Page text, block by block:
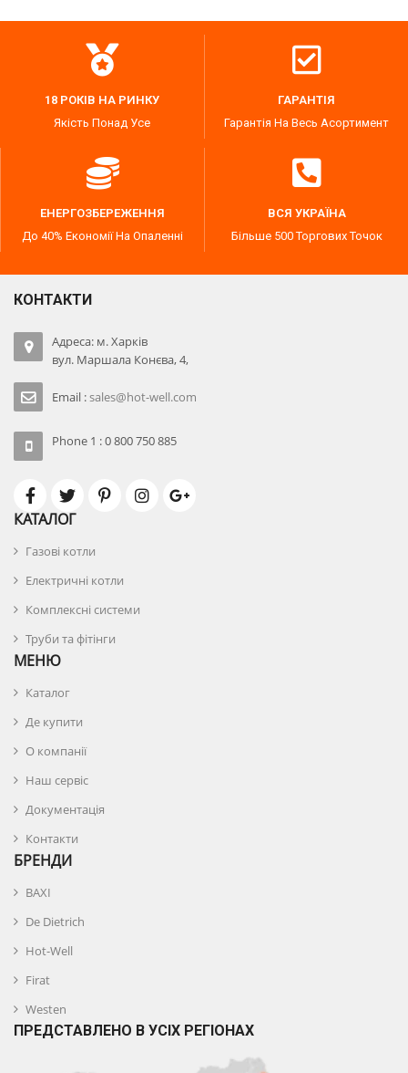
18 РОКІВ НА РИНКУ
Якість Понад Усе
ГАРАНТІЯ
Гарантія На Весь Асортимент
ЕНЕРГОЗБЕРЕЖЕННЯ
До 40% Економії На Опаленні
ВСЯ УКРАЇНА
Більше 500 Торгових Точок
КОНТАКТИ
Адреса: м. Харків
вул. Маршала Конєва, 4,
Email :sales@hot-well.com
Phone 1 : 0 800 750 885
КАТАЛОГ
Газові котли
Електричні котли
Комплексні системи
Труби та фітінги
МЕНЮ
Каталог
Де купити
О компанії
Наш сервіс
Документація
Контакти
БРЕНДИ
BAXI
De Dietrich
Hot-Well
Firat
Westen
ПРЕДСТАВЛЕНО В УСІХ РЕГІОНАХ